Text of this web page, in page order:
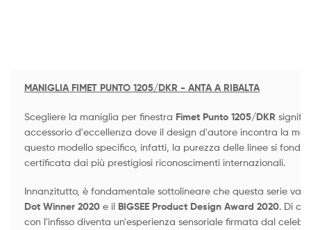
MANIGLIA FIMET PUNTO 1205/DKR - ANTA A RIBALTA
Scegliere la maniglia per finestra Fimet Punto 1205/DKR
accessorio d'eccellenza dove il design d'autore incontra la
questo modello specifico, infatti, la purezza delle linee si
certificata dai più prestigiosi riconoscimenti internazionali.
Innanzitutto, è fondamentale sottolineare che questa serie
Dot Winner 2020e il BIGSEE Product Design Award 2020. Di
con l'infisso diventa un'esperienza sensoriale firmata dal